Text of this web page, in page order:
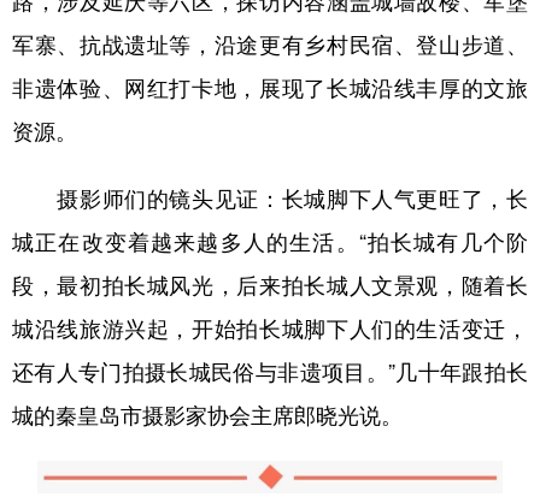
军寨、抗战遗址等，沿途更有乡村民宿、登山步道、
非遗体验、网红打卡地，展现了长城沿线丰厚的文旅
资源。
摄影师们的镜头见证：长城脚下人气更旺了，长
城正在改变着越来越多人的生活。“拍长城有几个阶
段，最初拍长城风光，后来拍长城人文景观，随着长
城沿线旅游兴起，开始拍长城脚下人们的生活变迁，
还有人专门拍摄长城民俗与非遗项目。”几十年跟拍长
城的秦皇岛市摄影家协会主席郎晓光说。